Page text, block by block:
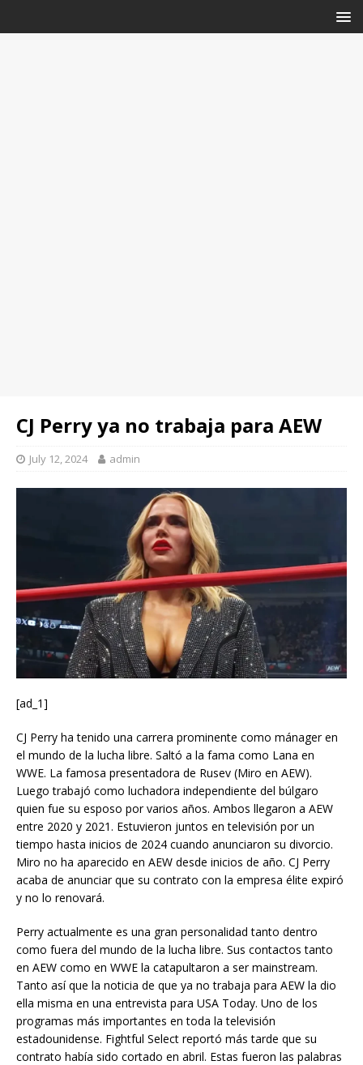
CJ Perry ya no trabaja para AEW
July 12, 2024 admin
[ad_1]
CJ Perry ha tenido una carrera prominente como mánager en
el mundo de la lucha libre. Saltó a la fama como Lana en
WWE. La famosa presentadora de Rusev (Miro en AEW).
Luego trabajó como luchadora independiente del búlgaro
quien fue su esposo por varios años. Ambos llegaron a AEW
entre 2020 y 2021. Estuvieron juntos en televisión por un
tiempo hasta inicios de 2024 cuando anunciaron su divorcio.
Miro no ha aparecido en AEW desde inicios de año. CJ Perry
acaba de anunciar que su contrato con la empresa élite expiró
y no lo renovará.
Perry actualmente es una gran personalidad tanto dentro
como fuera del mundo de la lucha libre. Sus contactos tanto
en AEW como en WWE la catapultaron a ser mainstream.
Tanto así que la noticia de que ya no trabaja para AEW la dio
ella misma en una entrevista para USA Today. Uno de los
programas más importantes en toda la televisión
estadounidense. Fightful Select reportó más tarde que su
contrato había sido cortado en abril. Estas fueron las palabras